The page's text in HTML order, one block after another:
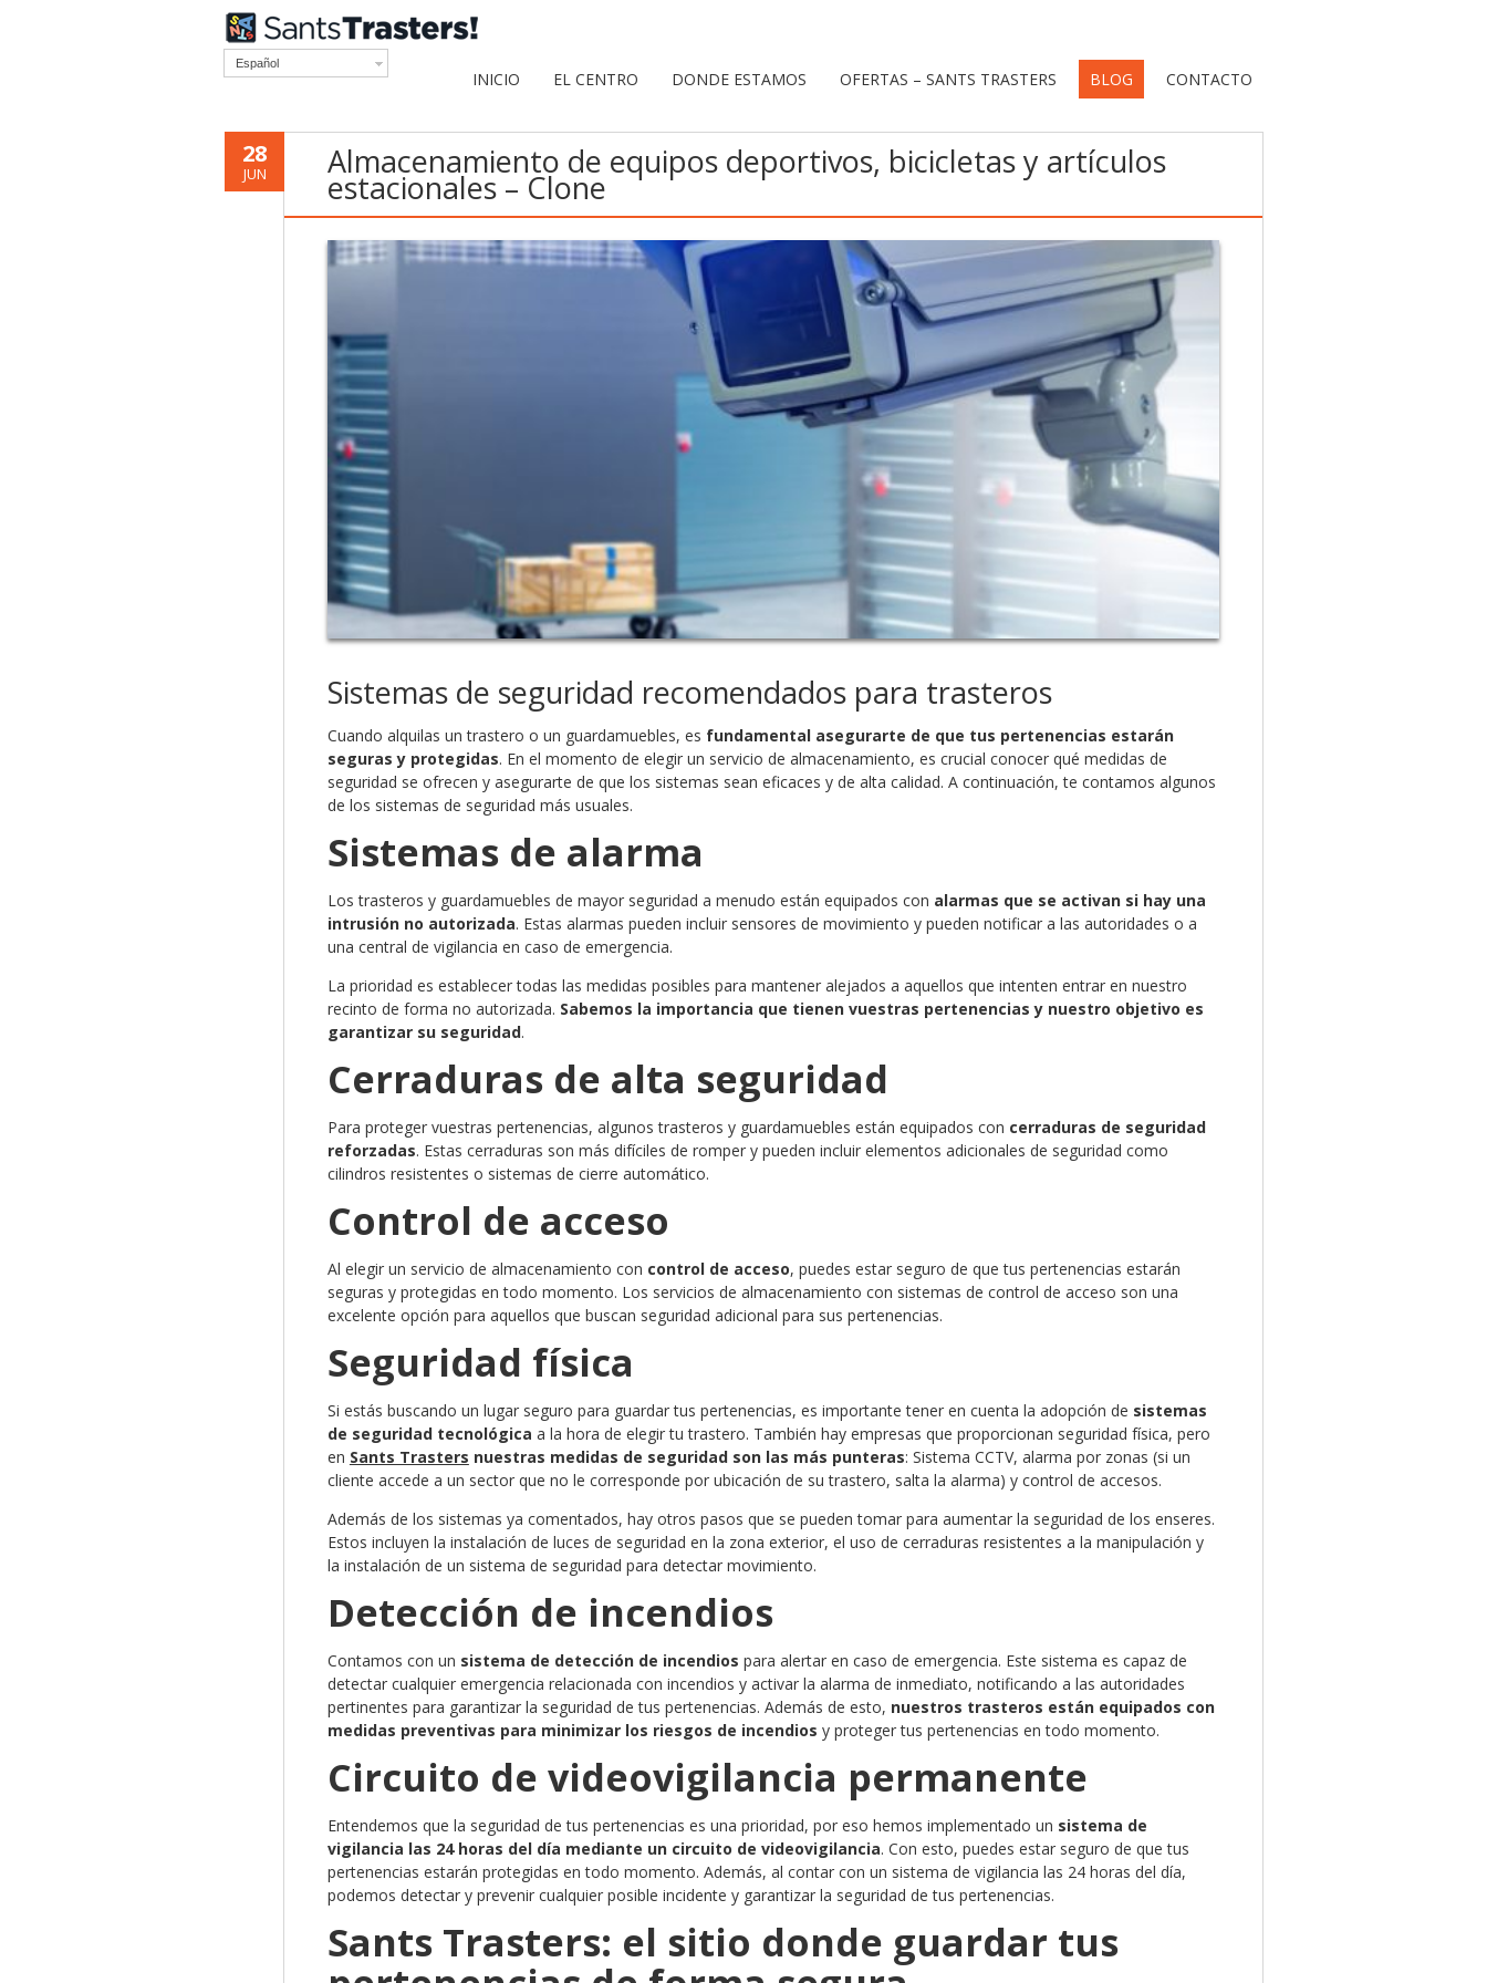
INICIO EL CENTRO DONDE ESTAMOS OFERTAS – SANTS TRASTERS BLOG CONTACTO
Español
28
JUN Almacenamiento de equipos deportivos, bicicletas y artículos
estacionales – Clone
Sistemas de seguridad recomendados para trasteros
Cuando alquilas un trastero o un guardamuebles, es fundamental asegurarte de que tus pertenencias estarán
seguras y protegidas. En el momento de elegir un servicio de almacenamiento, es crucial conocer qué medidas de
seguridad se ofrecen y asegurarte de que los sistemas sean eficaces y de alta calidad. A continuación, te contamos algunos
de los sistemas de seguridad más usuales.
Sistemas de alarma
Los trasteros y guardamuebles de mayor seguridad a menudo están equipados con alarmas que se activan si hay una
intrusión no autorizada. Estas alarmas pueden incluir sensores de movimiento y pueden notificar a las autoridades o a
una central de vigilancia en caso de emergencia.
La prioridad es establecer todas las medidas posibles para mantener alejados a aquellos que intenten entrar en nuestro
recinto de forma no autorizada. Sabemos la importancia que tienen vuestras pertenencias y nuestro objetivo es
garantizar su seguridad.
Cerraduras de alta seguridad
Para proteger vuestras pertenencias, algunos trasteros y guardamuebles están equipados con cerraduras de seguridad
reforzadas. Estas cerraduras son más difíciles de romper y pueden incluir elementos adicionales de seguridad como
cilindros resistentes o sistemas de cierre automático.
Control de acceso
Al elegir un servicio de almacenamiento con control de acceso, puedes estar seguro de que tus pertenencias estarán
seguras y protegidas en todo momento. Los servicios de almacenamiento con sistemas de control de acceso son una
excelente opción para aquellos que buscan seguridad adicional para sus pertenencias.
Seguridad física
Si estás buscando un lugar seguro para guardar tus pertenencias, es importante tener en cuenta la adopción de sistemas
de seguridad tecnológica a la hora de elegir tu trastero. También hay empresas que proporcionan seguridad física, pero
en Sants Trasters nuestras medidas de seguridad son las más punteras: Sistema CCTV, alarma por zonas (si un
cliente accede a un sector que no le corresponde por ubicación de su trastero, salta la alarma) y control de accesos.
Además de los sistemas ya comentados, hay otros pasos que se pueden tomar para aumentar la seguridad de los enseres.
Estos incluyen la instalación de luces de seguridad en la zona exterior, el uso de cerraduras resistentes a la manipulación y
la instalación de un sistema de seguridad para detectar movimiento.
Detección de incendios
Contamos con un sistema de detección de incendios para alertar en caso de emergencia. Este sistema es capaz de
detectar cualquier emergencia relacionada con incendios y activar la alarma de inmediato, notificando a las autoridades
pertinentes para garantizar la seguridad de tus pertenencias. Además de esto, nuestros trasteros están equipados con
medidas preventivas para minimizar los riesgos de incendios y proteger tus pertenencias en todo momento.
Circuito de videovigilancia permanente
Entendemos que la seguridad de tus pertenencias es una prioridad, por eso hemos implementado un sistema de
vigilancia las 24 horas del día mediante un circuito de videovigilancia. Con esto, puedes estar seguro de que tus
pertenencias estarán protegidas en todo momento. Además, al contar con un sistema de vigilancia las 24 horas del día,
podemos detectar y prevenir cualquier posible incidente y garantizar la seguridad de tus pertenencias.
Sants Trasters: el sitio donde guardar tus